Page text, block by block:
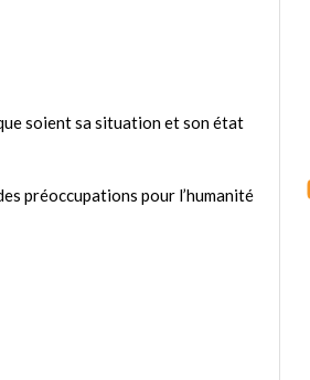
soient sa situation et son état
préoccupations pour l’humanité